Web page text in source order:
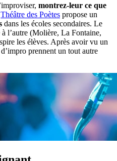
montrez-leur ce que
Théâtre des Poètes propose un
dans les écoles secondaires. Le
à l’autre (Molière, La Fontaine,
les élèves. Après avoir vu un
prennent un tout autre